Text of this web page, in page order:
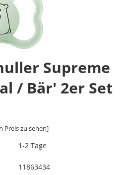
Supreme
/ Bär' 2er Set
Preis zu sehen]
1-2 Tage
11863434